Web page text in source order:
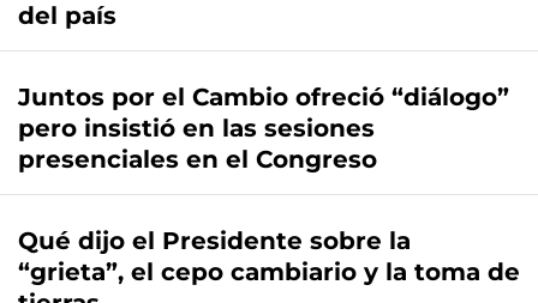
del país
Juntos por el Cambio ofreció “diálogo”
pero insistió en las sesiones
presenciales en el Congreso
Qué dijo el Presidente sobre la
“grieta”, el cepo cambiario y la toma de